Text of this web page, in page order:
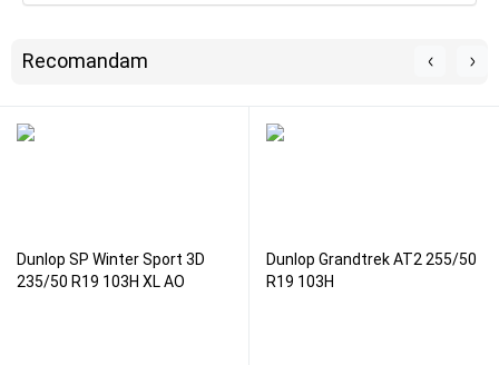
Recomandam
Dunlop SP Winter Sport 3D
235/50 R19 103H XL AO
Dunlop Grandtrek AT2 255/50
R19 103H